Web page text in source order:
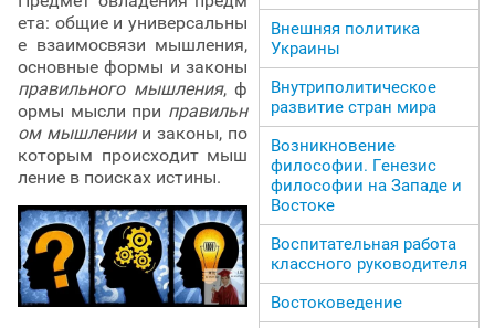
ета: общие и универсальны
е взаимосвязи мышления,
основные формы и законы
правильного мышления, ф
ормы мысли при правильн
ом мышлениии законы, по
которым происходит мыш
ление в поисках истины.
Внешняя политика
Украины
Внутриполитическое
развитие стран мира
Возникновение
философии. Генезис
философии на Западе и
Востоке
Воспитательная работа
классного руководителя
Востоковедение